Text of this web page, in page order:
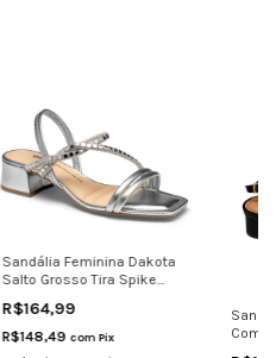
Sandália Feminina Dakota
Salto Grosso Tira Spike
R$164,99
R$148,49 com Pix
Com